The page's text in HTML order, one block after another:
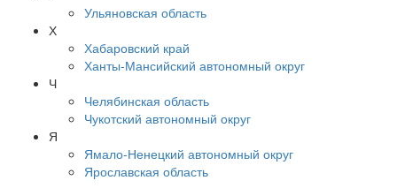
Ульяновская область
Х
Хабаровский край
Ханты-Мансийский автономный округ
Ч
Челябинская область
Чукотский автономный округ
Я
Ямало-Ненецкий автономный округ
Ярославская область